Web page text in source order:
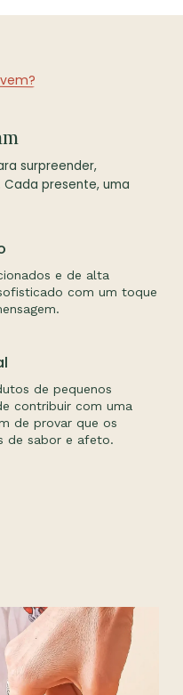
no
surpreender,
presente, uma
e de alta
com um toque
de pequenos
contribuir com uma
de provar que os
de sabor e afeto.